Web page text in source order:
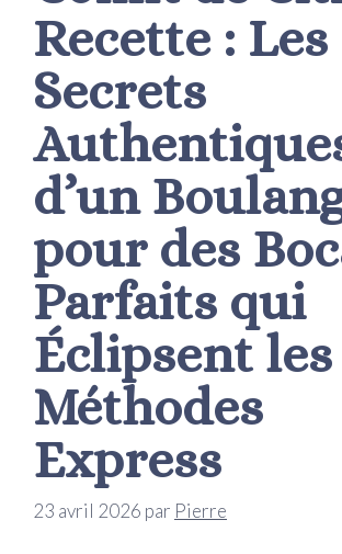
Recette : Les
Secrets
d’un
pour des
Parfaits qui
Éclipsent les
Méthodes
Express
23 avril 2026 par Pierre